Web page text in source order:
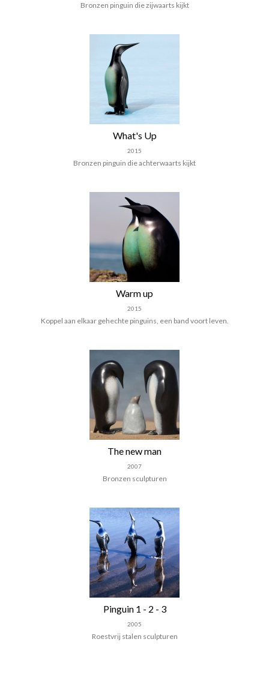
Bronzen pinguin die zijwaarts kijkt
What's Up
2015
Bronzen pinguin die achterwaarts kijkt
Warm up
2015
Koppel aan elkaar gehechte pinguins, een band voort leven.
The new man
2007
Bronzen sculpturen
Pinguin 1 - 2 - 3
2005
Roestvrij stalen sculpturen